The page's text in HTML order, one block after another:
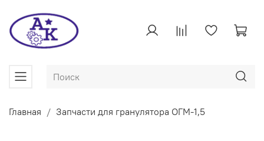
Главная Запчасти для гранулятора ОГМ-1,5